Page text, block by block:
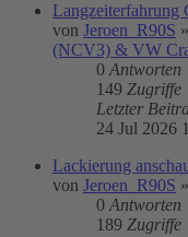
Langzeiterfahrung
von Jeroen_R90S »
(NCV3) & VW
0 Antworten
149 Zugriffe
Letzter
24 Jul 2026
Lackierung
von Jeroen_R90S »
0 Antworten
189 Zugriffe